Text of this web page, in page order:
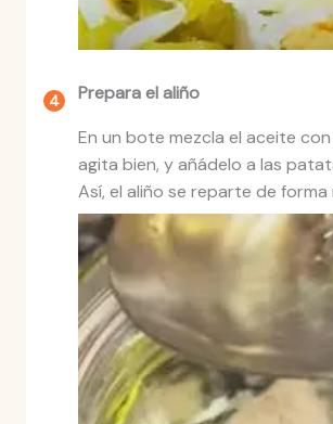
Prepara el aliño
En un bote mezcla el aceite con
agita bien, y añádelo a las
Así, el aliño se reparte de forma